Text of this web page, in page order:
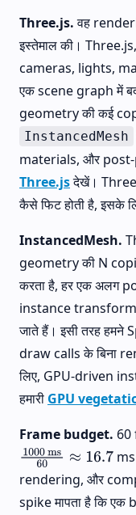
Three.js.वह
इस्तेमाल की।
cameras, lights,
एक scene graph में
geometry की कई
InstancedMesh
materials, और post-
Three.jsदेखें।
कैसे फिट होती है, इसके
InstancedMesh.
geometry की N
करता है, हर एक अलग
instance
जाते हैं। इसी तरह
draw calls के बिना
लिए, GPU-driven
हमारी GPU
Frame budget. 60
1000ms 60 ≈16.7ms
rendering, और
spike मापता है कि एक